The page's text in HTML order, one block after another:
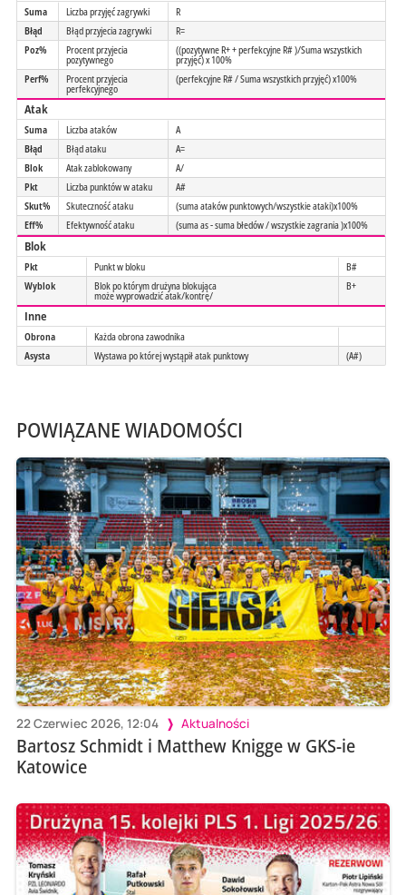
Suma Liczba przyjęć zagrywki
R
Błąd
Błąd przyjecia zagrywki
R=
Poz%
Procent przyjecia
pozytywnego
((pozytywne R+ + perfekcyjne R# )/Suma wszystkich
przyjęć) x 100%
Perf%
Procent przyjecia
perfekcyjnego
(perfekcyjne R# / Suma wszystkich przyjęć) x100%
Atak
Suma Liczba ataków
A
Błąd
Błąd ataku
A=
Blok
Atak zablokowany
A/
Pkt
Liczba punktów w ataku
A#
Skut%
Skuteczność ataku
(suma ataków punktowych/wszystkie ataki)x100%
Eff%
Efektywność ataku (suma as - suma błedów / wszystkie zagrania )x100%
Blok
Pkt Punkt w bloku
B#
Wyblok
Blok po którym drużyna blokująca
może wyprowadzić atak/kontrę/
B+
Inne
Obrona
Każda obrona zawodnika
Asysta
Wystawa po której wystąpił atak punktowy (A#)
POWIĄZANE WIADOMOŚCI
22 Czerwiec 2026, 12:04 Aktualności
Bartosz Schmidt i Matthew Knigge w GKS-ie
Katowice